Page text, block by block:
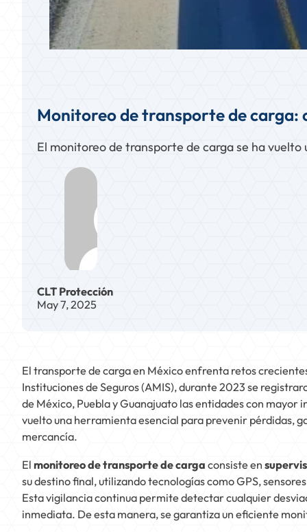
Monitoreo de transporte de carga:
El monitoreo de transporte de carga se ha
CLT Protección
May 7, 2025
El transporte de carga en México enfrenta retos
Instituciones de Seguros (AMIS), durante 2023 se
de México, Puebla y Guanajuato las entidades con mayor
vuelto una herramienta esencial para prevenir pérdidas,
mercancía.
El monitoreo de transporte de carga consiste en
su destino final, utilizando tecnologías como GPS,
Esta vigilancia continua permite detectar cualquier
inmediata. De esta manera, se garantiza un eficiente